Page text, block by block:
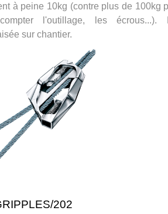
à peine 10kg (contre plus de 100kg
l'outillage, les écrous...).
sur chantier.
202